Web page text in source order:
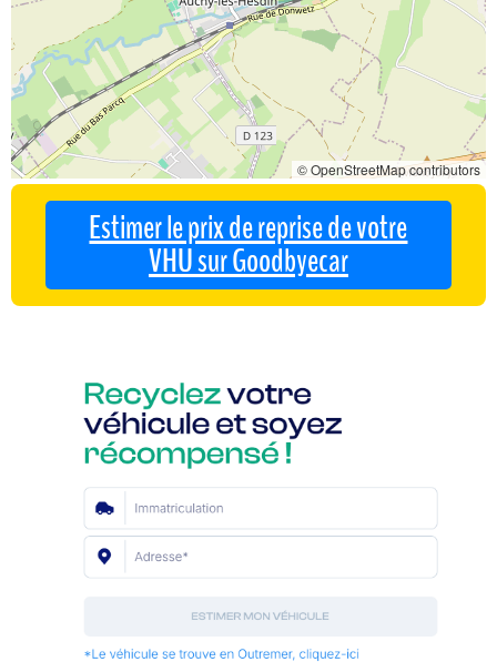
© OpenStreetMap contributors
Estimer le prix de reprise de votre
VHU sur Goodbyecar